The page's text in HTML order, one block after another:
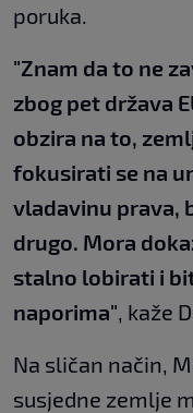
poruka.
"Znam da to ne
zbog pet država
obzira na to,
fokusirati se na
vladavinu prava,
drugo. Mora
stalno lobirati i
naporima", kaže
Na sličan način,
susjedne zemlje